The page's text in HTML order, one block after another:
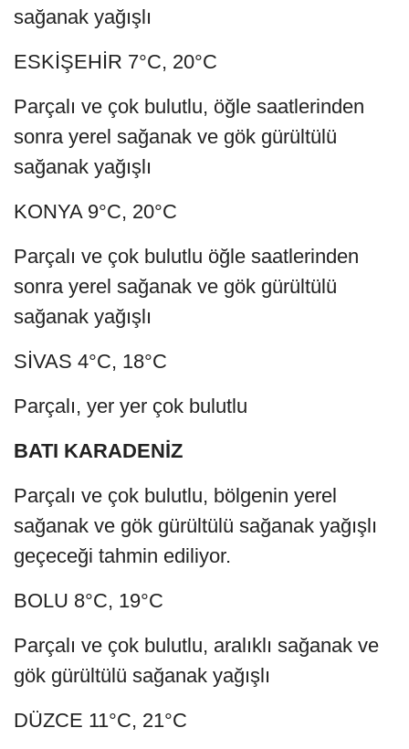
sağanak yağışlı
ESKİŞEHİR 7°C, 20°C
Parçalı ve çok bulutlu, öğle saatlerinden
sonra yerel sağanak ve gök gürültülü
sağanak yağışlı
KONYA 9°C, 20°C
Parçalı ve çok bulutlu öğle saatlerinden
sonra yerel sağanak ve gök gürültülü
sağanak yağışlı
SİVAS 4°C, 18°C
Parçalı, yer yer çok bulutlu
BATI KARADENİZ
Parçalı ve çok bulutlu, bölgenin yerel
sağanak ve gök gürültülü sağanak yağışlı
geçeceği tahmin ediliyor.
BOLU 8°C, 19°C
Parçalı ve çok bulutlu, aralıklı sağanak ve
gök gürültülü sağanak yağışlı
DÜZCE 11°C, 21°C